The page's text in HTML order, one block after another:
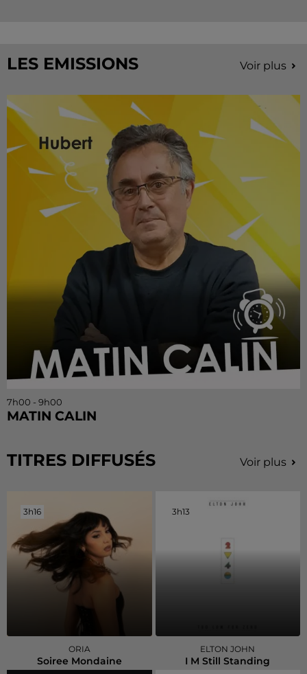
LES EMISSIONS Voir plus
7h00 - 9h00
MATIN CALIN
TITRES DIFFUSÉS Voir plus
3h16
3h16
ORIA
Soiree Mondaine
3h13
3h13
ELTON JOHN
I M Still Standing